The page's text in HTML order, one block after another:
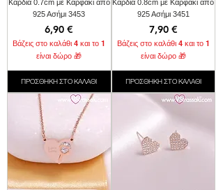
Καρδιά 0.7cm με Καρφάκι από
925 Ασήμι 3453
Τιμή
6,90 €
Βάζεις στο καλάθι 4 και το 1
είναι δώρο 🎁
ΠΡΟΣΘΗΚΗ ΣΤΟ ΚΑΛΑΘΙ
Καρδιά 0.8cm με Καρφάκι από
925 Ασήμι 3451
Τιμή
7,90 €
Βάζεις στο καλάθι 4 και το 1
είναι δώρο 🎁
ΠΡΟΣΘΗΚΗ ΣΤΟ ΚΑΛΑΘΙ